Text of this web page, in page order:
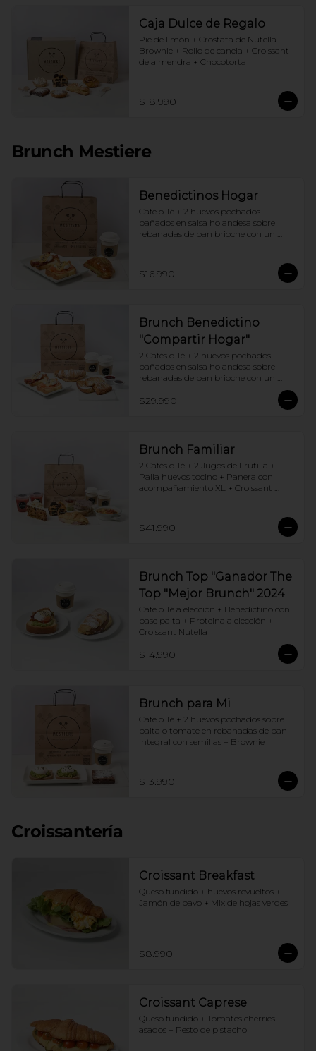
Caja Dulce de Regalo
Pie de limón + Crostata de Nutella +
Brownie + Rollo de canela + Croissant
de almendra + Chocotorta
$18.990
Brunch Mestiere
Benedictinos Hogar
Café o Té + 2 huevos pochados
bañados en salsa holandesa sobre
rebanadas de pan brioche con un
$16.990
Brunch Benedictino
"Compartir Hogar"
2 Cafés o Té + 2 huevos pochados
bañados en salsa holandesa sobre
rebanadas de pan brioche con un
ingrediente de tu elección + Tostadas
francesas + Croissant de tu elección
$29.990
Brunch Familiar
2 Cafés o Té + 2 Jugos de Frutilla +
Paila huevos tocino + Panera con
acompañamiento XL + Croissant
$41.990
Brunch Top "Ganador The
Top "Mejor Brunch" 2024
Café o Té a elección + Benedictino con
base palta + Proteina a elección +
Croissant Nutella
$14.990
Brunch para Mi
Café o Té + 2 huevos pochados sobre
palta o tomate en rebanadas de pan
integral con semillas + Brownie
$13.990
Croissantería
Croissant Breakfast
Queso fundido + huevos revueltos +
Jamón de pavo + Mix de hojas verdes
$8.990
Croissant Caprese
Queso fundido + Tomates cherries
asados + Pesto de pistacho